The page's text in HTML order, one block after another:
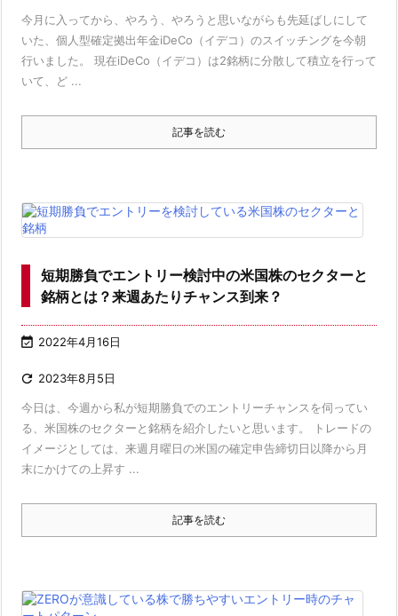
今月に入ってから、やろう、やろうと思いながらも先延ばしにして
いた、個人型確定拠出年金iDeCo（イデコ）のスイッチングを今朝
行いました。 現在iDeCo（イデコ）は2銘柄に分散して積立を行って
いて、ど ...
記事を読む
短期勝負でエントリー検討中の米国株のセクターと
銘柄とは？来週あたりチャンス到来？
 2022年4月16日
 2023年8月5日
今日は、今週から私が短期勝負でのエントリーチャンスを伺ってい
る、米国株のセクターと銘柄を紹介したいと思います。 トレードの
イメージとしては、来週月曜日の米国の確定申告締切日以降から月
末にかけての上昇す ...
記事を読む